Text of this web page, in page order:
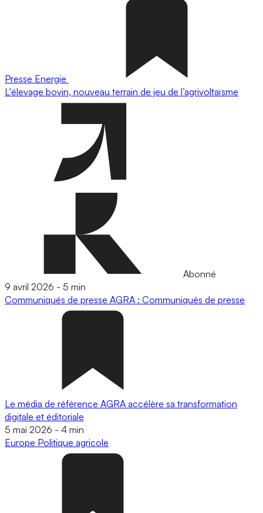
Presse Energie
L'élevage bovin, nouveau terrain de jeu de l’agrivoltaïsme
Abonné
9 avril 2026 - 5 min
Communiqués de presse AGRA : Communiqués de presse
Le média de référence AGRA accélère sa transformation
digitale et éditoriale
5 mai 2026 - 4 min
Europe Politique agricole